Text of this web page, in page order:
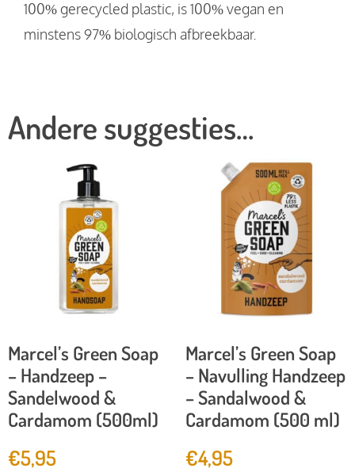
100% gerecycled plastic, is 100% vegan en
minstens 97% biologisch afbreekbaar.
Andere suggesties…
Marcel’s Green Soap
– Handzeep –
Sandelwood &
Cardamom (500ml)
€5,95
Marcel’s Green Soap
– Navulling Handzeep
– Sandalwood &
Cardamom (500 ml)
€4,95